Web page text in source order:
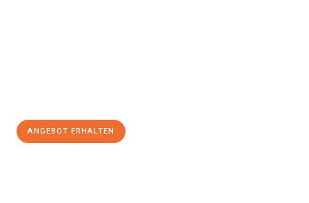
ANGEBOT ERHALTEN